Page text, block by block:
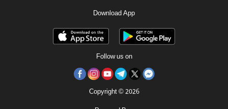
Download App
Follow us on
Copyright © 2026